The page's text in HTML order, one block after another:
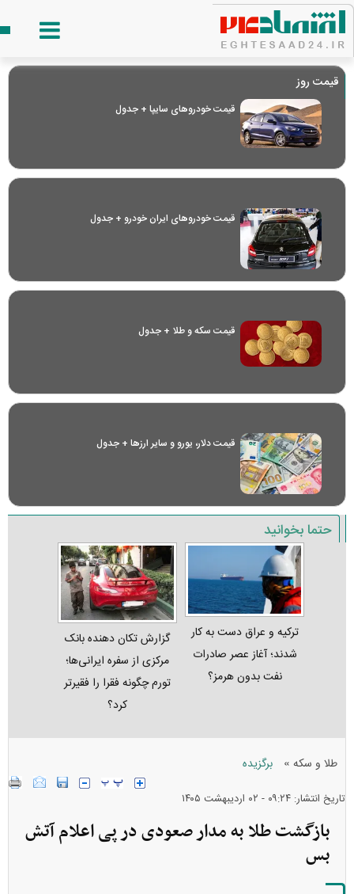
قیمت روز
قیمت خودرو‌های سایپا + جدول
قیمت خودرو‌های ایران خودرو + جدول
قیمت سکه و طلا + جدول
قیمت دلار، یورو و سایر ارز‌ها + جدول
حتما بخوانید
ترکیه و عراق دست به کار
شدند؛ آغاز عصر صادرات
نفت بدون هرمز؟
گزارش تکان‌ دهنده بانک
مرکزی از سفره ایرانی‌ها؛
تورم چگونه فقرا را فقیرتر
کرد؟
طلا و سکه » برگزیده
تاریخ انتشار: ۰۹:۲۴ - ۰۲ ارديبهشت ۱۴۰۵
بازگشت طلا به مدار صعودی در پی اعلام آتش
بس